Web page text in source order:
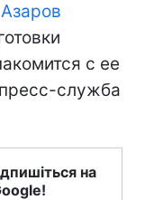
Азаров
с ее
служба
на